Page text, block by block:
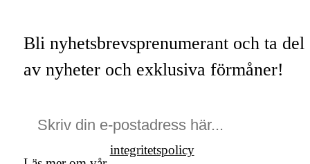
Bli nyhetsbrevsprenumerant och ta del
av nyheter och exklusiva förmåner!
integritetspolicy